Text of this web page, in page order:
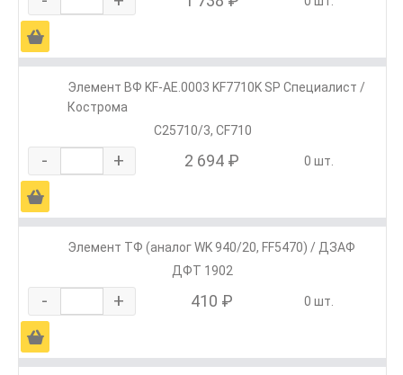
Ä
Элемент ВФ KF-АЕ.0003 KF7710K SP Специалист /
Кострома
C25710/3, CF710
- + 2 694 ₽ 0 шт.
Ä
Элемент ТФ (аналог WK 940/20, FF5470) / ДЗАФ
ДФТ 1902
- + 410 ₽ 0 шт.
Ä